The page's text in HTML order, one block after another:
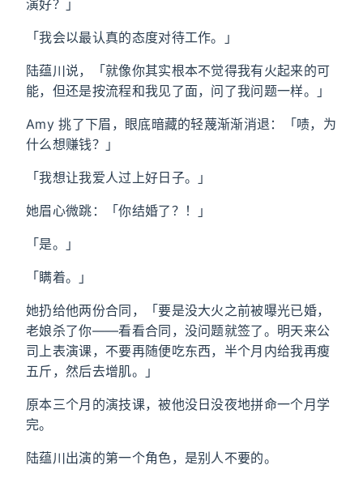
演好？」
「我会以最认真的态度对待工作。」
陆蕴川说，「就像你其实根本不觉得我有火起来的可
能，但还是按流程和我见了面，问了我问题一样。」
Amy 挑了下眉，眼底暗藏的轻蔑渐渐消退：「啧，为
什么想赚钱？」
「我想让我爱人过上好日子。」
她眉心微跳：「你结婚了？！」
「是。」
「瞒着。」
她扔给他两份合同，「要是没大火之前被曝光已婚，
老娘杀了你——看看合同，没问题就签了。明天来公
司上表演课，不要再随便吃东西，半个月内给我再瘦
五斤，然后去增肌。」
原本三个月的演技课，被他没日没夜地拼命一个月学
完。
陆蕴川出演的第一个角色，是别人不要的。